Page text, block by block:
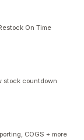
On Time
stock countdown
COGS + more